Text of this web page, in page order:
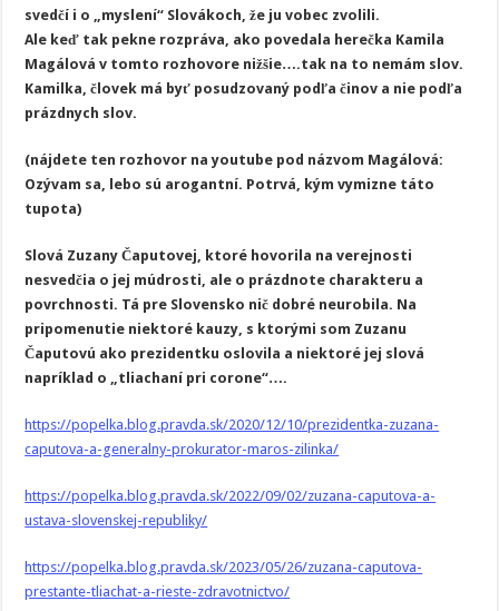
svedčí i o „myslení“ Slovákoch, že ju vobec zvolili.
Ale keď tak pekne rozpráva, ako povedala herečka Kamila
Magálová v tomto rozhovore nižšie….tak na to nemám slov.
Kamilka, človek má byť posudzovaný podľa činov a nie podľa
prázdnych slov.
(nájdete ten rozhovor na youtube pod názvom Magálová:
Ozývam sa, lebo sú arogantní. Potrvá, kým vymizne táto
tupota)
Slová Zuzany Čaputovej, ktoré hovorila na verejnosti
nesvedčia o jej múdrosti, ale o prázdnote charakteru a
povrchnosti. Tá pre Slovensko nič dobré neurobila. Na
pripomenutie niektoré kauzy, s ktorými som Zuzanu
Čaputovú ako prezidentku oslovila a niektoré jej slová
napríklad o „tliachaní pri corone“….
https://popelka.blog.pravda.sk/2020/12/10/prezidentka-zuzana-
caputova-a-generalny-prokurator-maros-zilinka/
https://popelka.blog.pravda.sk/2022/09/02/zuzana-caputova-a-
ustava-slovenskej-republiky/
https://popelka.blog.pravda.sk/2023/05/26/zuzana-caputova-
prestante-tliachat-a-rieste-zdravotnictvo/